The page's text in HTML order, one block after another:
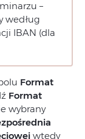
–
według
IBAN (dla
Format
Format
wybrany
wtedy